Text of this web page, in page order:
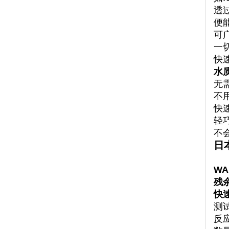
透
便
可
一
快
水
无
不
快
轻
不
日
残
快
测
反